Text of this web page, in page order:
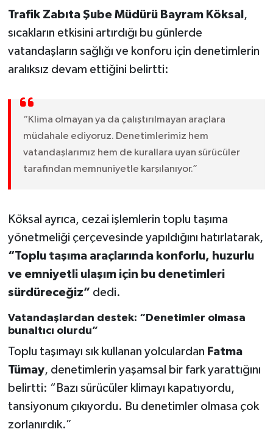
Trafik Zabıta Şube Müdürü Bayram Köksal ,
sıcakların etkisini artırdığı bu günlerde
vatandaşların sağlığı ve konforu için denetimlerin
aralıksız devam ettiğini belirtti:
“Klima olmayan ya da çalıştırılmayan araçlara
müdahale ediyoruz. Denetimlerimiz hem
vatandaşlarımız hem de kurallara uyan sürücüler
tarafından memnuniyetle karşılanıyor.”
Köksal ayrıca, cezai işlemlerin toplu taşıma
yönetmeliği çerçevesinde yapıldığını hatırlatarak,
“Toplu taşıma araçlarında konforlu, huzurlu
ve emniyetli ulaşım için bu denetimleri
sürdüreceğiz” dedi.
Vatandaşlardan destek: “Denetimler olmasa
bunaltıcı olurdu”
Toplu taşımayı sık kullanan yolculardan Fatma
Tümay, denetimlerin yaşamsal bir fark yarattığını
belirtti: “Bazı sürücüler klimayı kapatıyordu,
tansiyonum çıkıyordu. Bu denetimler olmasa çok
zorlanırdık.”